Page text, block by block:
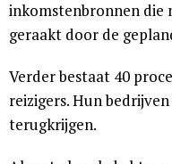
inkomstenbronnen die
geraakt door de
Verder bestaat 40
reizigers. Hun
terugkrijgen.